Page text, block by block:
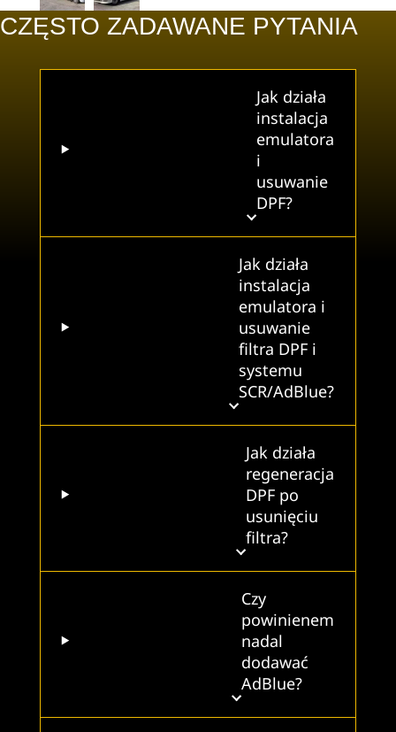
CZĘSTO ZADAWANE PYTANIA
Jak działa
instalacja
emulatora
i
usuwanie
DPF?
Jak działa
instalacja
emulatora i
usuwanie
filtra DPF i
systemu
SCR/AdBlue?
Jak działa
regeneracja
DPF po
usunięciu
filtra?
Czy
powinienem
nadal
dodawać
AdBlue?